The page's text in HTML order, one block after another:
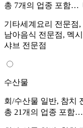
총 7개의 업종 포함…
기타세계요리 전문점
남아음식 전문점, 멕
샤브 전문점
수산물
회/수산물 일반, 참치
총 21개의 업종 포함…